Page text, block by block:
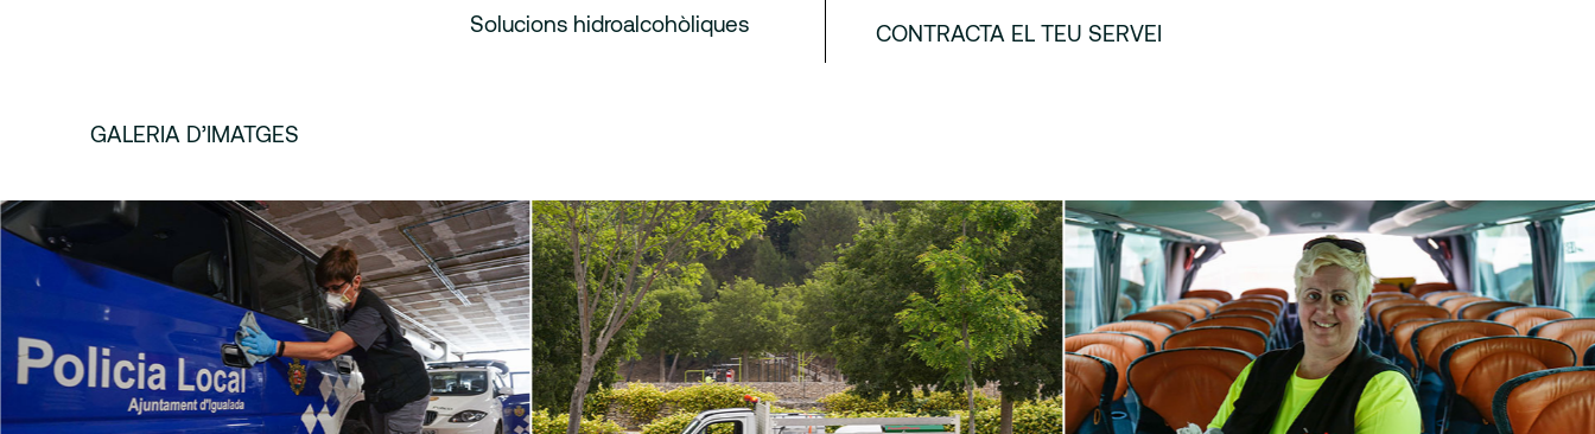
Solucions hidroalcohòliques
CONTRACTA EL TEU SERVEI
GALERIA D’IMATGES